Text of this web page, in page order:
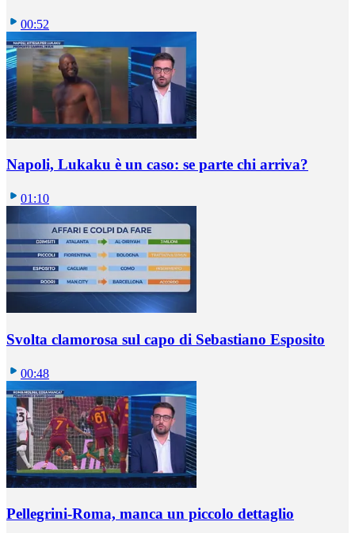
00:52
Napoli, Lukaku è un caso: se parte chi arriva?
01:10
Svolta clamorosa sul capo di Sebastiano Esposito
00:48
Pellegrini-Roma, manca un piccolo dettaglio